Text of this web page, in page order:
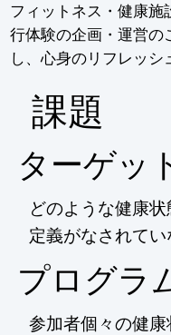
フィットネス・健康施
行体験の企画・運営の
し、心身のリフレッシ
​課題
ターゲッ
どのような健康
定義がなされてい
プログラ
参加者個々の健康